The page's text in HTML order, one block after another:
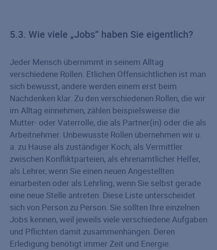
5.3. Wie viele „Jobs“ haben Sie eigentlich?
Jeder Mensch übernimmt in seinem Alltag
verschiedene Rollen. Etlichen Offensichtlichen ist man
sich bewusst, andere werden einem erst beim
Nachdenken klar. Zu den verschiedenen Rollen, die wir
im Alltag einnehmen, zählen beispielsweise die
Mutter- oder Vaterrolle, die als Partner(in) oder die als
Arbeitnehmer. Unbewusste Rollen übernehmen wir u.
a. zu Hause als zuständiger Koch, als Vermittler
zwischen Konfliktparteien, als ehrenamtlicher Helfer,
als Lehrer, wenn Sie einen neuen Angestellten
einarbeiten oder als Lehrling, wenn Sie selbst gerade
eine neue Stelle antreten. Diese Liste unterscheidet
sich von Person zu Person. Sie sollten Ihre einzelnen
Jobs kennen, weil jeweils viele verschiedene Aufgaben
und Pflichten damit zusammenhängen. Deren
Erledigung benötigt immer Zeit und Energie.